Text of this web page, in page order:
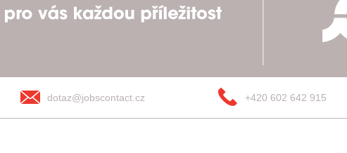
dotaz@jobscontact.cz +420 602 642 915